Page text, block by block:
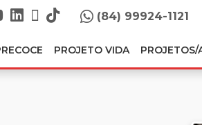
(84) 99924-1121
PROJETO VIDA PROJETOS/